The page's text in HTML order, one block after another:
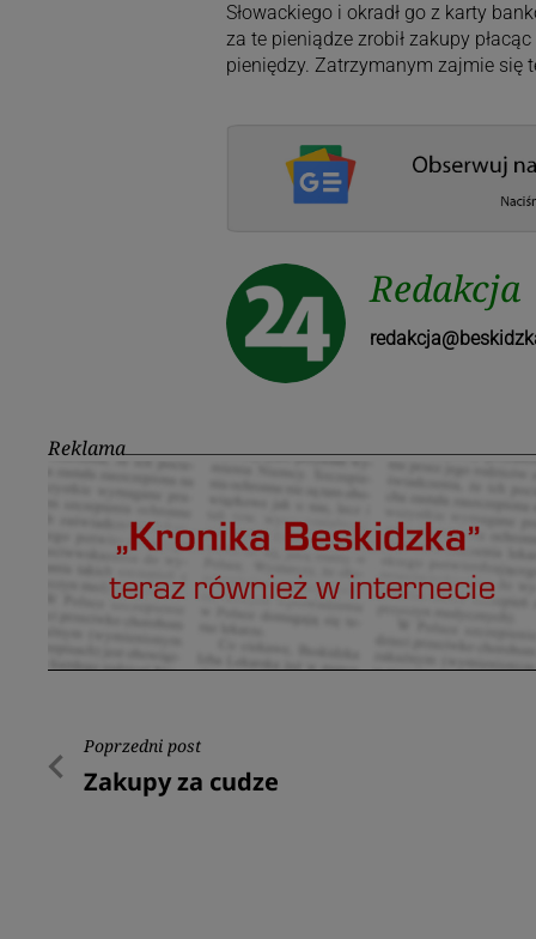
Słowackiego i okradł go z karty
za te pieniądze zrobił zakupy
pieniędzy. Zatrzymanym zajmie się
Redakcja
Reklama
Nawigacja
wpisu
Poprzedni post
Poprzedni
Zakupy za cudze